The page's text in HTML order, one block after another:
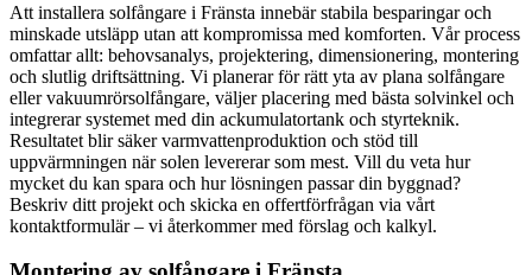
Att installera solfångare i Fränsta innebär stabila besparingar och
minskade utsläpp utan att kompromissa med komforten. Vår process
omfattar allt: behovsanalys, projektering, dimensionering, montering
och slutlig driftsättning. Vi planerar för rätt yta av plana solfångare
eller vakuumrörsolfångare, väljer placering med bästa solvinkel och
integrerar systemet med din ackumulatortank och styrteknik.
Resultatet blir säker varmvattenproduktion och stöd till
uppvärmningen när solen levererar som mest. Vill du veta hur
mycket du kan spara och hur lösningen passar din byggnad?
Beskriv ditt projekt och skicka en offertförfrågan via vårt
kontaktformulär – vi återkommer med förslag och kalkyl.